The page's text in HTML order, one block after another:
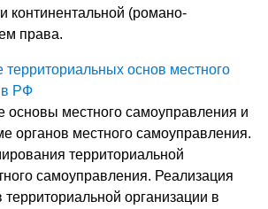
континентальной (романо-
права.
основ местного
в РФ
основы местного самоуправления и
органов местного самоуправления.
территориальной
самоуправления. Реализация
организации в